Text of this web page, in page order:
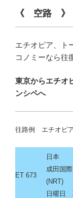
《 空路 》
エチオピア、ト
コノミーなら往
東京からエチオ
ンシペへ
往路例 エチオピ
ET 673
日本
成田国
(NRT)
日曜日